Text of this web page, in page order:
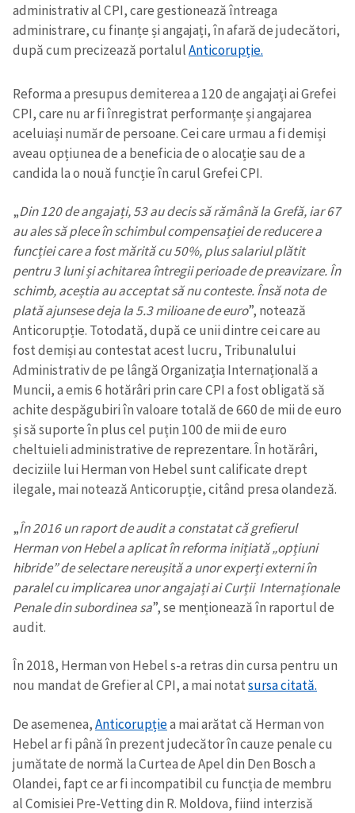
administrativ al CPI, care gestionează întreaga
administrare, cu finanțe și angajați, în afară de judecători,
după cum precizează portalulAnticorupție.
Reforma a presupus demiterea a 120 de angajați ai Grefei
CPI, care nu ar fi înregistrat performanțe și angajarea
aceluiași număr de persoane. Cei care urmau a fi demiși
aveau opțiunea de a beneficia de o alocație sau de a
candida la o nouă funcție în carul Grefei CPI.
„Din 120 de angajați, 53 au decis să rămână la Grefă, iar 67
au ales să plece în schimbul compensației de reducere a
funcției care a fost mărită cu 50%, plus salariul plătit
pentru 3 luni și achitarea întregii perioade de preavizare. În
schimb, aceștia au acceptat să nu conteste. Însă nota de
plată ajunsese deja la 5.3 milioane de euro”, notează
Anticorupție. Totodată, după ce unii dintre cei care au
fost demiși au contestat acest lucru, Tribunalului
Administrativ de pe lângă Organizația Internațională a
Muncii, a emis 6 hotărâri prin care CPI a fost obligată să
achite despăgubiri în valoare totală de 660 de mii de euro
și să suporte în plus cel puțin 100 de mii de euro
cheltuieli administrative de reprezentare. În hotărâri,
deciziile lui Herman von Hebel sunt calificate drept
ilegale, mai notează Anticorupție, citând presa olandeză.
„În 2016 un raport de audit a constatat că grefierul
Herman von Hebel a aplicat în reforma inițiată „opțiuni
hibride” de selectare nereușită a unor experți externi în
paralel cu implicarea unor angajați ai Curții Internaționale
Penale din subordinea sa”, se menționează în raportul de
audit.
În 2018, Herman von Hebel s-a retras din cursa pentru un
nou mandat de Grefier al CPI, a mai notatsursa citată.
De asemenea,Anticorupțiea mai arătat că Herman von
Hebel ar fi până în prezent judecător în cauze penale cu
jumătate de normă la Curtea de Apel din Den Bosch a
Olandei, fapt ce ar fi incompatibil cu funcția de membru
al Comisiei Pre-Vetting din R. Moldova, fiind interzisă